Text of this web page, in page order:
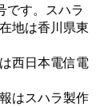
です。
スハラ
地は香川県東
西日本電信電
はスハラ製作